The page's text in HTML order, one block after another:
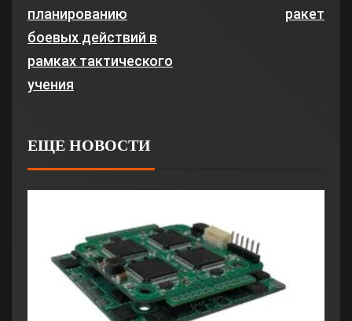
планированию
боевых действий в
рамках тактического
учения
ракет
ЕЩЕ НОВОСТИ